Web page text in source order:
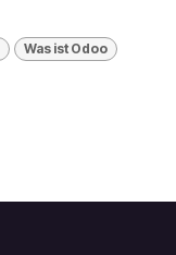
Was ist Odoo